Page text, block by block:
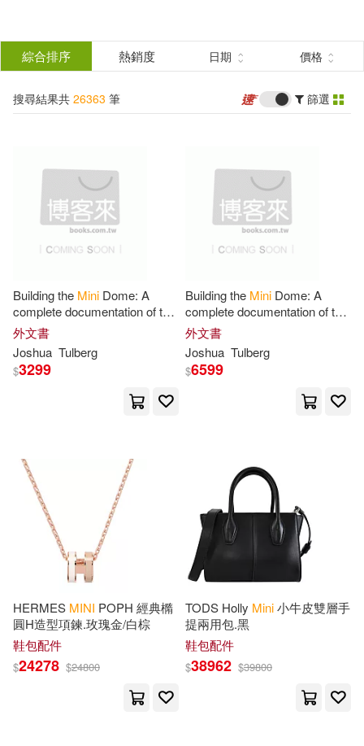
結
分類 (單選)
所有商品(26363)
雜誌(197)
服飾(8)
美食(31) 3C(1288)
家電(377)
星巴克(27)
婦幼生活(335) 餐廚生活(64)
電子票證(3) 鞋包配件(729)
票券(13) 寵物生活(7)
玲廊滿藝(1)
電子書閱讀器(14)
作者 (可複選)
Tik Tak(2455) Tuk(2454)
Jan(1919) Heins(1885)
Miller(1265)
John Dong(1250)
Puzzles(1230) Till(1029)
Wiek(1029) Mini(834)
Press(687)
Wordsearches(581)
Vacation(566)
展開
出版社
Ingram(18472)
SECRET MUSIC(1266)
JYP ENTERTAINMENT(122)
愛貝克思(79) Scholastic(77)
展開
(可複選)
綜合排序 熱銷度 日期 價格
搜尋結果共 26363 筆 篩選
Building the Mini Dome: A
complete documentation of the
construction process
外文書
Joshua Tulberg
$3299
Building the Mini Dome: A
complete documentation of the
construction process
外文書
Joshua Tulberg
$6599
HERMES MINI POPH 經典橢
圓H造型項鍊.玫瑰金/白棕
鞋包配件
$24278 $24800
TODS Holly Mini小牛皮雙層手
提兩用包.黑
鞋包配件
$38962 $39800